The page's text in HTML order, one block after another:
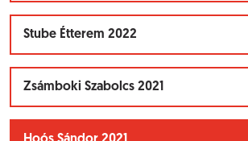
Stube Étterem 2022
Zsámboki Szabolcs 2021